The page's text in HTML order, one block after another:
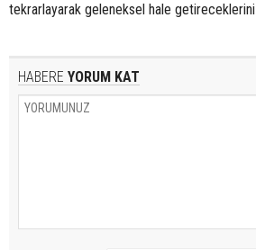
tekrarlayarak geleneksel hale
HABERE YORUM KAT